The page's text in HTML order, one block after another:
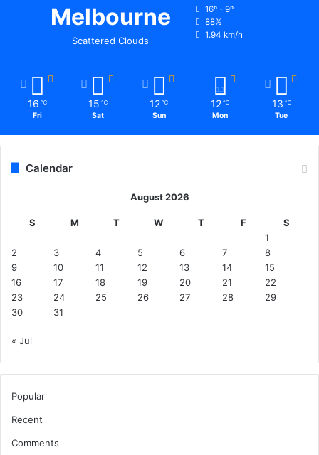
Melbourne
Scattered Clouds
16º - 9º
88%
1.94 km/h
16 ℃
Fri
15 ℃
Sat
12 ℃
Sun
12 ℃
Mon
13 ℃
Tue
Calendar
August 2026
S M T W T F
S
1
2
3 4 5 6 7
8
9
10 11 12 13 14
15
16
17 18 19 20 21
22
23
24 25 26 27 28
29
30
31
« Jul
Popular
Recent
Comments